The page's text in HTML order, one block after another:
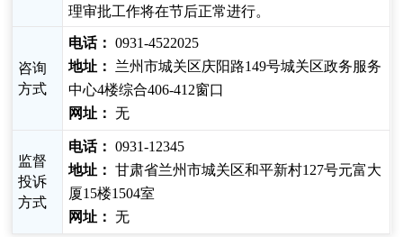
理审批工作将在节后正常进行。
咨询
方式
电话： 0931-4522025
地址：
兰州市城关区庆阳路149号城关区政务服务
中心4楼综合406-412窗口
网址： 无
监督
投诉
方式
电话： 0931-12345
地址： 甘肃省兰州市城关区和平新村127号元富大
厦15楼1504室
网址： 无